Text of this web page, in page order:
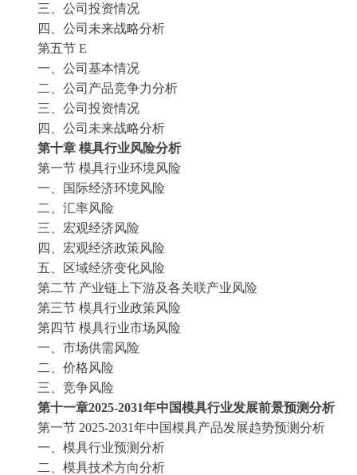
三、公司投资情况
四、公司未来战略分析
第五节 E
一、公司基本情况
二、公司产品竞争力分析
三、公司投资情况
四、公司未来战略分析
第十章 模具行业风险分析
第一节 模具行业环境风险
一、国际经济环境风险
二、汇率风险
三、宏观经济风险
四、宏观经济政策风险
五、区域经济变化风险
第二节 产业链上下游及各关联产业风险
第三节 模具行业政策风险
第四节 模具行业市场风险
一、市场供需风险
二、价格风险
三、竞争风险
第十一章2025-2031年中国模具行业发展前景预测分析
第一节 2025-2031年中国模具产品发展趋势预测分析
一、 模具行业预测分析
二、 模具技术方向分析